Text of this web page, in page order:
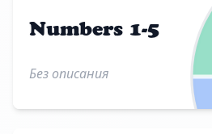
Numbers 1-5
Без описания